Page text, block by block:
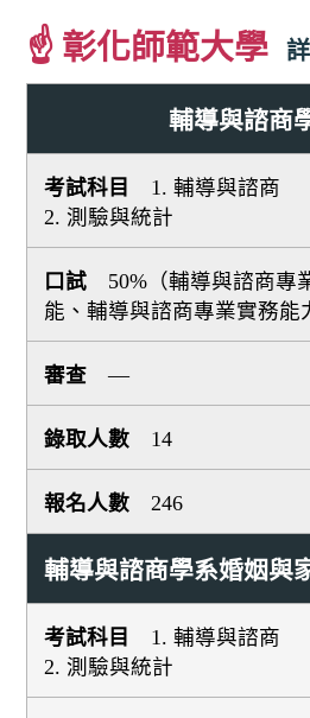
☝ 彰化師範大學
輔導與諮商
1. 輔導與諮商
2. 測驗與統計
50%（輔導與諮商專
能、輔導與諮商專業實務能
—
14
246
輔導與諮商學系婚姻與
1. 輔導與諮商
2. 測驗與統計